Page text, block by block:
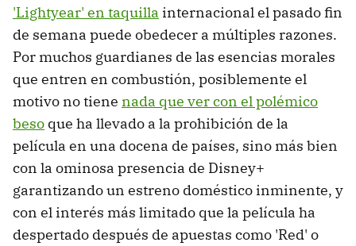
'Lightyear' en taquilla internacional el pasado fin
de semana puede obedecer a múltiples razones.
Por muchos guardianes de las esencias morales
que entren en combustión, posiblemente el
motivo no tiene nada que ver con el polémico
beso que ha llevado a la prohibición de la
película en una docena de países, sino más bien
con la ominosa presencia de Disney+
garantizando un estreno doméstico inminente, y
con el interés más limitado que la película ha
despertado después de apuestas como 'Red' o